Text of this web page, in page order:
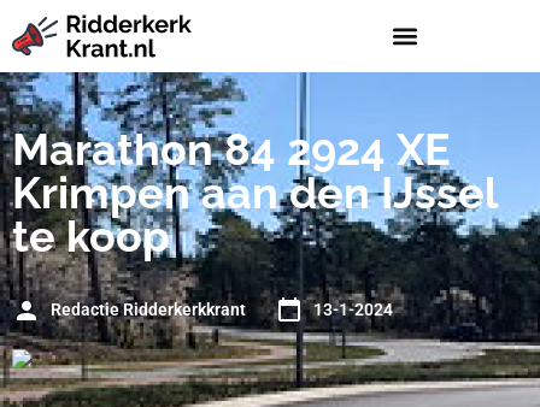
Marathon 84 2924 XE
Krimpen aan den IJssel
te koop
Redactie Ridderkerkkrant 13-1-2024